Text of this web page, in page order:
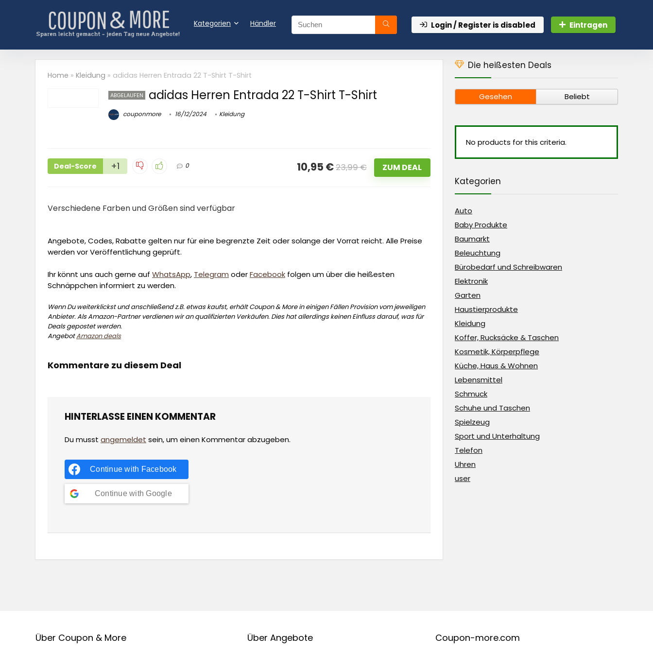
Kategorien Händler Login / Register is disabled Eintragen
Home » Kleidung » adidas Herren Entrada 22 T-Shirt T-Shirt
ABGELAUFEN adidas Herren Entrada 22 T-Shirt T-Shirt
couponmore 16/12/2024 Kleidung
Deal-Score +1 0 10,95 €23,99 € ZUM DEAL
Verschiedene Farben und Größen sind verfügbar
Angebote, Codes, Rabatte gelten nur für eine begrenzte Zeit oder solange der Vorrat reicht. Alle Preise
werden vor Veröffentlichung geprüft.
Ihr könnt uns auch gerne auf WhatsApp, Telegram oderFacebook folgen um über die heißesten
Schnäppchen informiert zu werden.
Wenn Du weiterklickst und anschließend z.B. etwas kaufst, erhält Coupon & More in einigen Fällen Provision vom jeweiligen
Anbieter. Als Amazon-Partner verdienen wir an qualifizierten Verkäufen. Dies hat allerdings keinen Einfluss darauf, was für
Deals gepostet werden.
AngebotAmazon deals
Kommentare zu diesem Deal
HINTERLASSE EINEN KOMMENTAR
Du musst angemeldet sein, um einen Kommentar abzugeben.
Continue with Facebook
Continue with Google
Die heißesten Deals
Gesehen Beliebt
No products for this criteria.
Kategorien
Auto
Baby Produkte
Baumarkt
Beleuchtung
Bürobedarf und Schreibwaren
Elektronik
Garten
Haustierprodukte
Kleidung
Koffer, Rucksäcke & Taschen
Kosmetik, Körperpflege
Küche, Haus & Wohnen
Lebensmittel
Schmuck
Schuhe und Taschen
Spielzeug
Sport und Unterhaltung
Telefon
Uhren
user
Über Coupon & More Über Angebote Coupon-more.com